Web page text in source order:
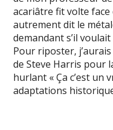
acariâtre fit volte
autrement dit le
demandant s’il
Pour riposter,
de Steve Harris pour
hurlant « Ça c’est un
adaptations